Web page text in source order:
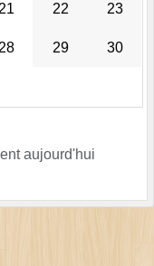
21 22 23
28 29 30
aujourd'hui